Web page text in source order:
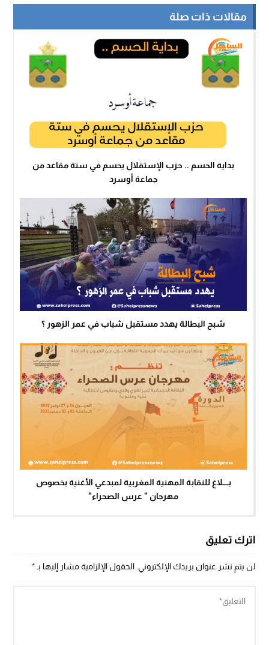
مقالات ذات صلة
بداية الحسم .. حزب الإستقلال يحسم في ستة مقاعد من
جماعة أوسرد
شبح البطالة يهدد مستقبل شباب في عمر الزهور ؟
بـــــلاغ للنقابة المهنية المغربية لمبدعي الأغنية بخصوص
مهرجان ” عرس الصحراء”
اترك تعليق
لن يتم نشر عنوان بريدك الإلكتروني. الحقول الإلزامية مشار إليها بـ*